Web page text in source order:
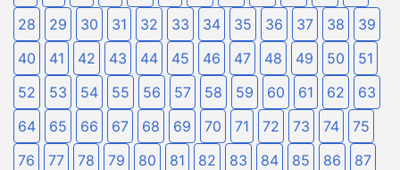
28
29 30 31 32 33 34 35 36 37 38
39
40
41 42 43 44 45 46 47 48 49 50
51
52
53 54 55 56 57 58 59 60 61 62
63
64
65 66 67 68 69 70 71 72 73 74
75
76
77 78 79 80 81 82 83 84 85 86
87